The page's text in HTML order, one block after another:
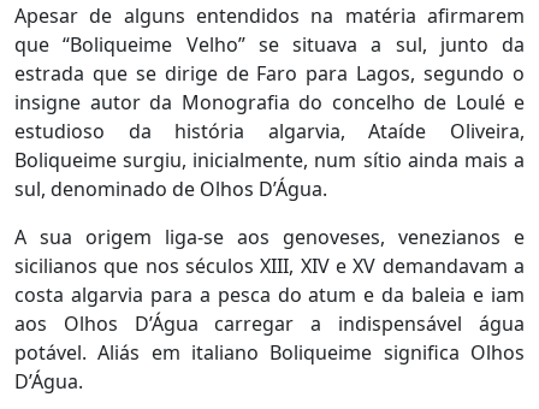
Apesar de alguns entendidos na matéria afirmarem
que “Boliqueime Velho” se situava a sul, junto da
estrada que se dirige de Faro para Lagos, segundo o
insigne autor da Monografia do concelho de Loulé e
estudioso da história algarvia, Ataíde Oliveira,
Boliqueime surgiu, inicialmente, num sítio ainda mais a
sul, denominado de Olhos D’Água.
A sua origem liga-se aos genoveses, venezianos e
sicilianos que nos séculos XIII, XIV e XV demandavam a
costa algarvia para a pesca do atum e da baleia e iam
aos Olhos D’Água carregar a indispensável água
potável. Aliás em italiano Boliqueime significa Olhos
D’Água.